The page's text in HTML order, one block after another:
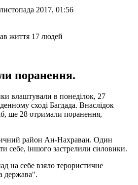
2017, 01:56
поранення.
влаштували в понеділок, 27
сході Багдада. Внаслідок
ще 28 отримали поранення,
район Ан-Нахраван. Один
себе, іншого застрелили силовики.
на себе взяло терористичне
держава".